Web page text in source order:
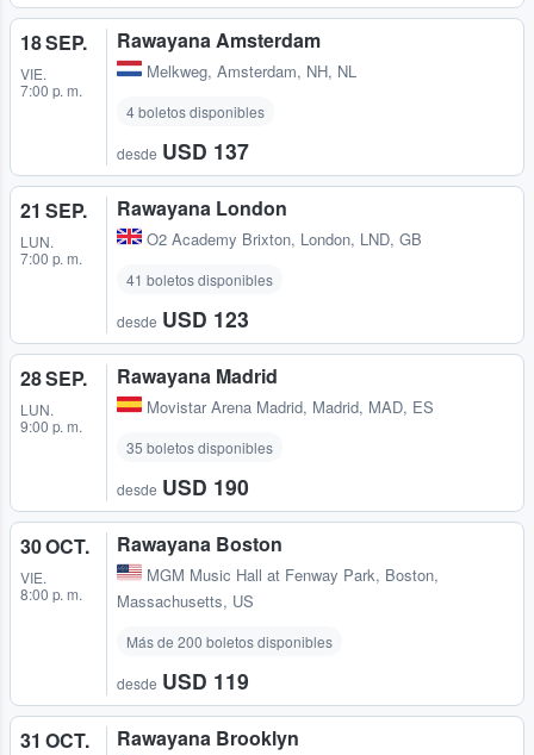
18 SEP.
VIE.
7:00 p. m.
Rawayana Amsterdam
Melkweg, Amsterdam, NH, NL
4 boletos disponibles
desde USD 137
21 SEP.
LUN.
7:00 p. m.
Rawayana London
O2 Academy Brixton, London, LND, GB
41 boletos disponibles
desde USD 123
28 SEP.
LUN.
9:00 p. m.
Rawayana Madrid
Movistar Arena Madrid, Madrid, MAD, ES
35 boletos disponibles
desde USD 190
30 OCT.
VIE.
8:00 p. m.
Rawayana Boston
MGM Music Hall at Fenway Park, Boston,
Massachusetts, US
Más de 200 boletos disponibles
desde USD 119
31 OCT. Rawayana Brooklyn